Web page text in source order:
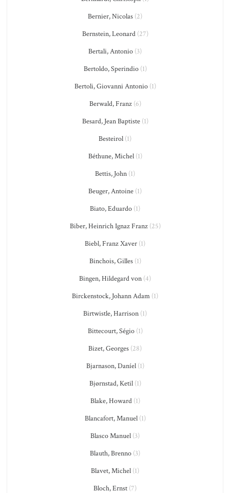
Bernier, Nicolas (2)
Bernstein, Leonard(27)
Bertali, Antonio (3)
Bertoldo, Sperindio(1)
Bertoli, Giovanni Antonio(1)
Berwald, Franz(6)
Besard, Jean Baptiste(1)
Besteirol (1)
Béthune, Michel(1)
Bettis, John (1)
Beuger, Antoine (1)
Biato, Eduardo (1)
Biber, Heinrich Ignaz Franz(25)
Biebl, Franz Xaver (1)
Binchois, Gilles(1)
Bingen, Hildegard von (4)
Birckenstock, Johann Adam (1)
Birtwistle, Harrison (1)
Bittecourt, Ségio(1)
Bizet, Georges (28)
Bjarnason, Daníel(1)
Bjørnstad, Ketil(1)
Blake, Howard(1)
Blancafort, Manuel(1)
Blasco Manuel (3)
Blauth, Brenno (3)
Blavet, Michel (1)
Bloch, Ernst (7)